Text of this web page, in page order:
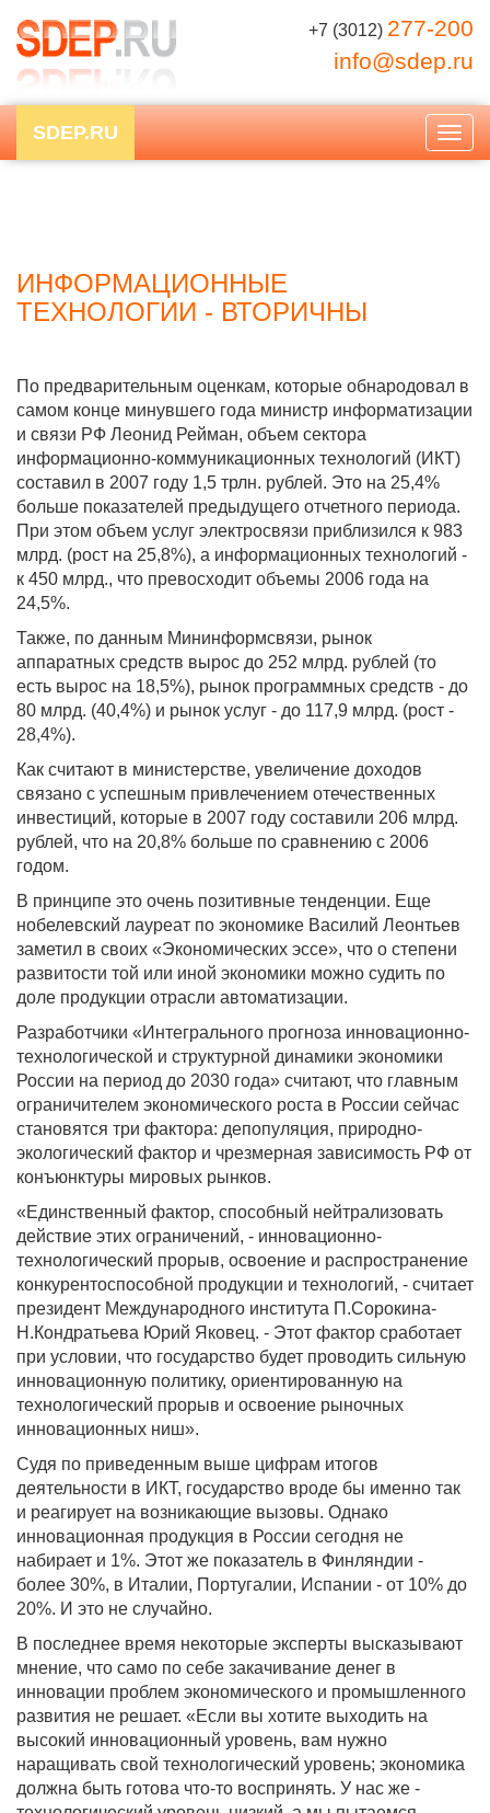
+7 (3012) 277-200
info@sdep.ru
SDEP.RU
ИНФОРМАЦИОННЫЕ
ТЕХНОЛОГИИ - ВТОРИЧНЫ
По предварительным оценкам, которые обнародовал в
самом конце минувшего года министр информатизации
и связи РФ Леонид Рейман, объем сектора
информационно-коммуникационных технологий (ИКТ)
составил в 2007 году 1,5 трлн. рублей. Это на 25,4%
больше показателей предыдущего отчетного периода.
При этом объем услуг электросвязи приблизился к 983
млрд. (рост на 25,8%), а информационных технологий -
к 450 млрд., что превосходит объемы 2006 года на
24,5%.
Также, по данным Мининформсвязи, рынок
аппаратных средств вырос до 252 млрд. рублей (то
есть вырос на 18,5%), рынок программных средств - до
80 млрд. (40,4%) и рынок услуг - до 117,9 млрд. (рост -
28,4%).
Как считают в министерстве, увеличение доходов
связано с успешным привлечением отечественных
инвестиций, которые в 2007 году составили 206 млрд.
рублей, что на 20,8% больше по сравнению с 2006
годом.
В принципе это очень позитивные тенденции. Еще
нобелевский лауреат по экономике Василий Леонтьев
заметил в своих «Экономических эссе», что о степени
развитости той или иной экономики можно судить по
доле продукции отрасли автоматизации.
Разработчики «Интегрального прогноза инновационно-
технологической и структурной динамики экономики
России на период до 2030 года» считают, что главным
ограничителем экономического роста в России сейчас
становятся три фактора: депопуляция, природно-
экологический фактор и чрезмерная зависимость РФ от
конъюнктуры мировых рынков.
«Единственный фактор, способный нейтрализовать
действие этих ограничений, - инновационно-
технологический прорыв, освоение и распространение
конкурентоспособной продукции и технологий, - считает
президент Международного института П.Сорокина-
Н.Кондратьева Юрий Яковец. - Этот фактор сработает
при условии, что государство будет проводить сильную
инновационную политику, ориентированную на
технологический прорыв и освоение рыночных
инновационных ниш».
Судя по приведенным выше цифрам итогов
деятельности в ИКТ, государство вроде бы именно так
и реагирует на возникающие вызовы. Однако
инновационная продукция в России сегодня не
набирает и 1%. Этот же показатель в Финляндии -
более 30%, в Италии, Португалии, Испании - от 10% до
20%. И это не случайно.
В последнее время некоторые эксперты высказывают
мнение, что само по себе закачивание денег в
инновации проблем экономического и промышленного
развития не решает. «Если вы хотите выходить на
высокий инновационный уровень, вам нужно
наращивать свой технологический уровень; экономика
должна быть готова что-то воспринять. У нас же -